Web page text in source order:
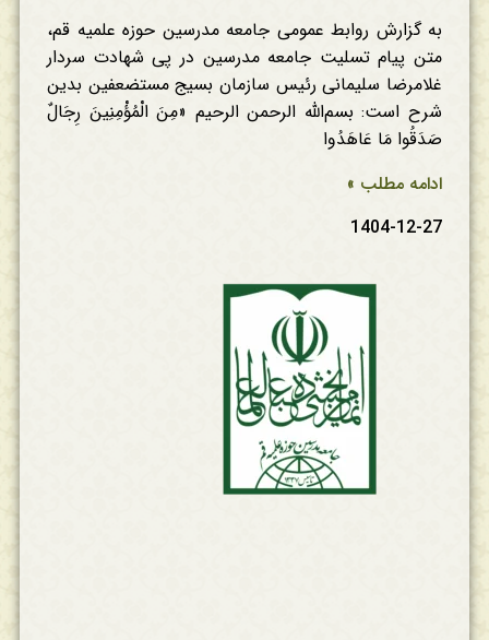
به گزارش روابط عمومی جامعه مدرسین حوزه علمیه قم،
متن پیام تسلیت جامعه مدرسین در پی شهادت سردار
غلامرضا سلیمانی رئیس سازمان بسیج مستضعفین بدین
شرح است: بسم‌الله الرحمن الرحیم «مِنَ الْمُؤْمِنِينَ رِجَالٌ
صَدَقُوا مَا عَاهَدُوا
ادامه مطلب »
1404-12-27